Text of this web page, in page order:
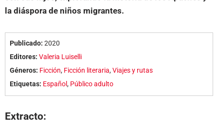
la diáspora de niños migrantes.
Publicado: 2020
Editores: Valeria Luiselli
Géneros: Ficción, Ficción literaria,Viajes y rutas
Etiquetas: Español, Público adulto
Extracto: